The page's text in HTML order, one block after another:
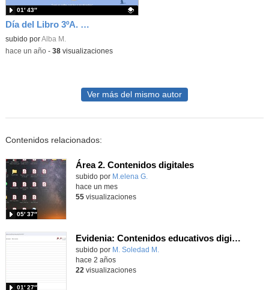
Día del Libro 3ºA. CEIP. Manuel Bartolomé Cossío
Contenido educativo.
subido porAlba M.
01′ 43″
-hace un año- 38visualizaciones
Ver más del mismo autor
Contenidos relacionados:
Área 2. Contenidos digitales
Contenido educativo.
subido por M.elena G.
05′ 37″
hace un mes
55visualizaciones
Evidenia: Contenidos educativos digitales
Contenido educativo.
subido por M. Soledad M.
01′ 27″
hace 2 años
22 visualizaciones